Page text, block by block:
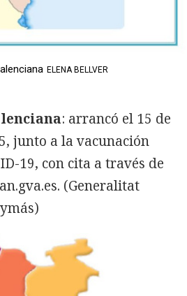
ELENA BELLVER
: arrancó el 15 de
junto a la vacunación
19, con cita a través de
(Generalitat